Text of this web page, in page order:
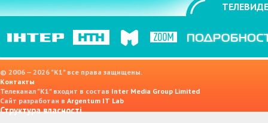
© 2006 — 2026 "K1" все права защищены.
Контакты
Телеканал "К1" входит в состав Inter Media Group Limited
Сайт разработан в Argentum IT Lab
Структура власності